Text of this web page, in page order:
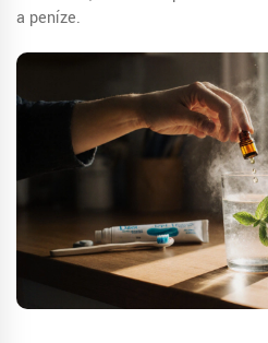
a peníze.